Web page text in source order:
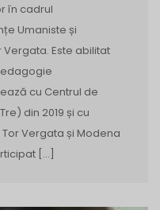
în cadrul
Umaniste și
Vergata. Este abilitat
cu Centrul de
din 2019 și cu
Tor Vergata și Modena
[…]